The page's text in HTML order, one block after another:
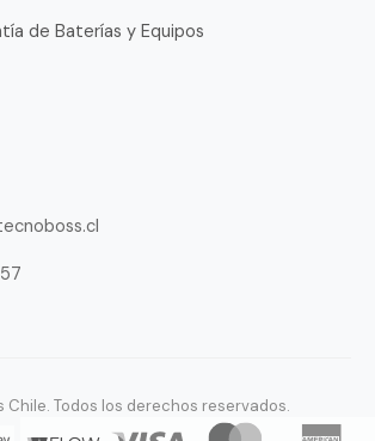
de Baterías y Equipos
Todos los derechos reservados.